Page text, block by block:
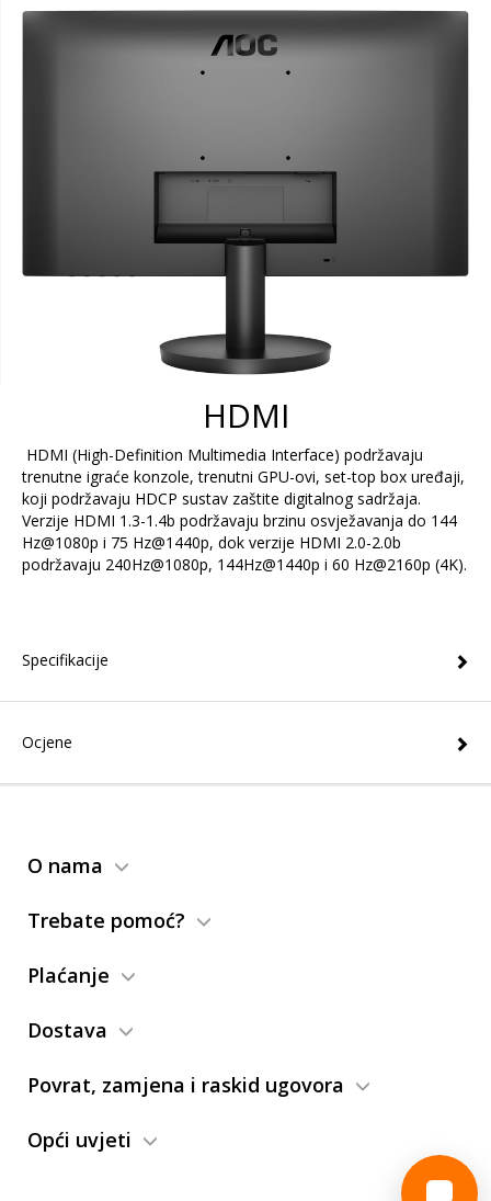
HDMI
HDMI (High-Definition Multimedia Interface) podržavaju
trenutne igraće konzole, trenutni GPU-ovi, set-top box uređaji,
koji podržavaju HDCP sustav zaštite digitalnog sadržaja.
Verzije HDMI 1.3-1.4b podržavaju brzinu osvježavanja do 144
Hz@1080p i 75 Hz@1440p, dok verzije HDMI 2.0-2.0b
podržavaju 240Hz@1080p, 144Hz@1440p i 60 Hz@2160p (4K).
Specifikacije
Ocjene
O nama
Trebate pomoć?
Plaćanje
Dostava
Povrat, zamjena i raskid ugovora
Opći uvjeti